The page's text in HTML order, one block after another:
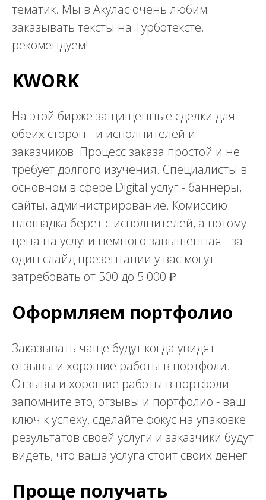
тематик. Мы в Акулас очень любим
заказывать тексты на Турботексте.
рекомендуем!
KWORK
На этой бирже защищенные сделки для
обеих сторон - и исполнителей и
заказчиков. Процесс заказа простой и не
требует долгого изучения. Специалисты в
основном в сфере Digital услуг - баннеры,
сайты, администрирование. Комиссию
площадка берет с исполнителей, а потому
цена на услуги немного завышенная - за
один слайд презентации у вас могут
затребовать от 500 до 5 000 ₽
Оформляем портфолио
Заказывать чаще будут когда увидят
отзывы и хорошие работы в портфоли.
Отзывы и хорошие работы в портфоли -
запомните это, отзывы и портфолио - ваш
ключ к успеху, сделайте фокус на упаковке
результатов своей услуги и заказчики будут
видеть, что ваша услуга стоит своих денег
Проще получать